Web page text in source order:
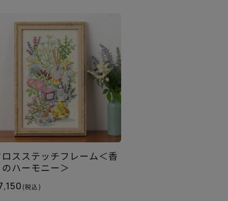
ロスステッチフレーム＜香
のハーモニー＞
(税込)